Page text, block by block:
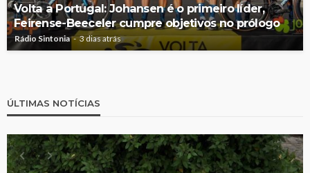
Volta a Portugal: Johansen é o primeiro líder,
Feirense-Beeceler cumpre objetivos no prólogo
Rádio Sintonia 3 dias atrás
ÚLTIMAS NOTÍCIAS